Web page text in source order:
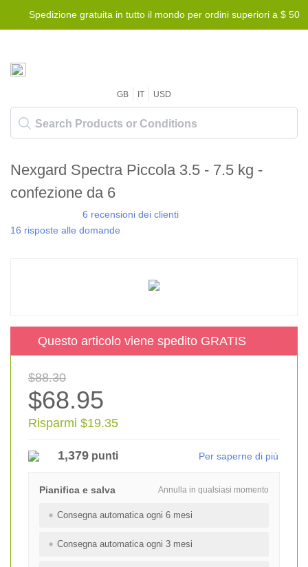
Spedizione gratuita in tutto il mondo per ordini superiori a $ 50
GB IT USD
Nexgard Spectra Piccola 3.5 - 7.5 kg -
confezione da 6
6 recensioni dei clienti
16 risposte alle domande
Questo articolo viene spedito GRATIS
$88.30
$68.95
Risparmi $19.35
1,379 punti Per saperne di più
Annulla in qualsiasi momento
Pianifica e salva
Consegna automatica ogni 6 mesi
Consegna automatica ogni 3 mesi